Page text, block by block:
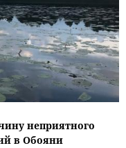
неприятного
в Обояни